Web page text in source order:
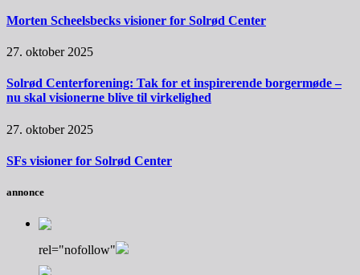
Morten Scheelsbecks visioner for Solrød Center
27. oktober 2025
Solrød Centerforening: Tak for et inspirerende borgermøde –
nu skal visionerne blive til virkelighed
27. oktober 2025
SFs visioner for Solrød Center
annonce
rel="nofollow"